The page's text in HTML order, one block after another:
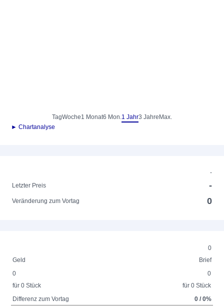
TagWoche1 Monat6 Mon.1 Jahr3 Jahre Max.
► Chartanalyse
-
Letzter Preis
-
Veränderung zum Vortag 0
0
Geld
Brief
0
für 0 Stück
0
für 0 Stück
Differenz zum Vortag
0 / 0%